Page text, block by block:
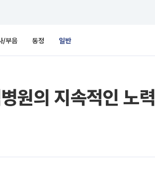
/부음 동정 일반
원의 지속적인 노력